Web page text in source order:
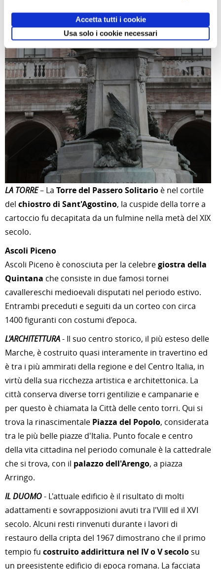
Accetta tutti i cookie
Usa solo i cookie necessari
LA TORRE– La Torre del Passero Solitario è nel cortile
del chiostro di Sant'Agostino, la cuspide della torre a
cartoccio fu decapitata da un fulmine nella metà del XIX
secolo.
Ascoli Piceno
Ascoli Piceno è conosciuta per la celebregiostra della
Quintana che consiste in due famosi tornei
cavallereschi medioevali disputati nel periodo estivo.
Entrambi preceduti e seguiti da un corteo con circa
1400 figuranti con costumi d’epoca.
L'ARCHITETTURA- Il suo centro storico, il più esteso delle
Marche, è costruito quasi interamente in travertino ed
è tra i più ammirati della regione e del Centro Italia, in
virtù della sua ricchezza artistica e architettonica. La
città conserva diverse torri gentilizie e campanarie e
per questo è chiamata la Città delle cento torri. Qui si
trova la rinascimentale Piazza del Popolo, considerata
tra le più belle piazze d'Italia. Punto focale e centro
della vita cittadina nel periodo comunale è la cattedrale
che si trova, con il palazzo dell'Arengo, a piazza
Arringo.
IL DUOMO- L'attuale edificio è il risultato di molti
adattamenti e sovrapposizioni avuti tra l'VIII ed il XVI
secolo. Alcuni resti rinvenuti durante i lavori di
restauro della cripta del 1967 dimostrano che il primo
tempio fu costruito addirittura nel IV o V secolosu
un preesistente edificio di epoca romana. La facciata